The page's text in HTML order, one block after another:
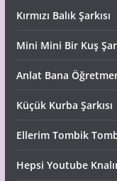
Kırmızı Balık Şarkısı
Mini Mini Bir Kuş
Anlat Bana
Küçük Kurba Şarkısı
Ellerim Tombik
Hepsi Youtube